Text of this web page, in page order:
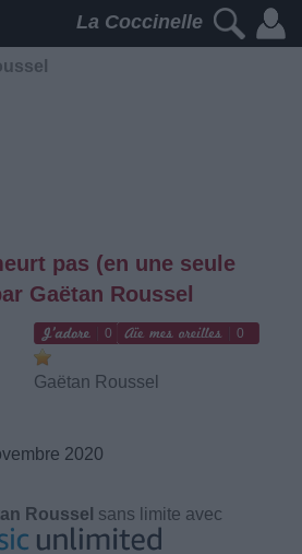
La Coccinelle
pas (en une seule
Gaëtan Roussel
0 0
Gaëtan Roussel
2020
Roussel sans limite avec